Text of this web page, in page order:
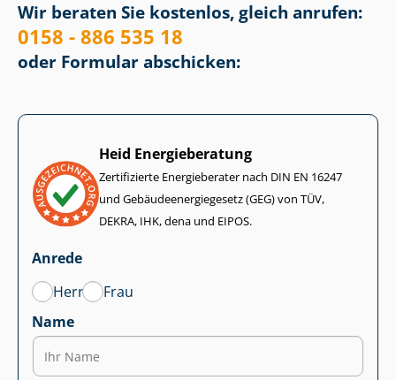
Wir beraten Sie kostenlos, gleich anrufen:
0158 - 886 535 18
oder Formular abschicken:
Heid Energieberatung
Zertifizierte Energieberater nach DIN EN 16247
und Ge­bäu­de­en­er­gie­ge­setz (GEG) von TÜV,
DEKRA, IHK, dena und EIPOS.
Anrede
Herr
Frau
Name